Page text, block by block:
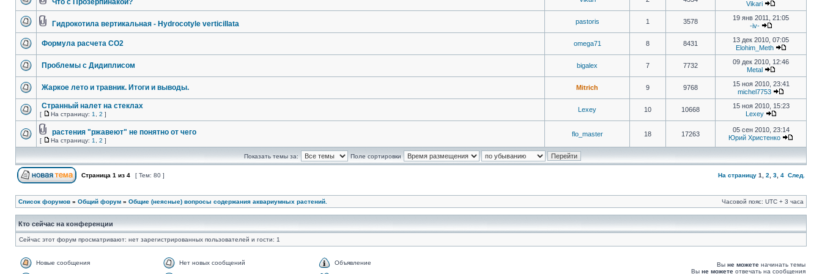
Что с Прозерпинакой? Vikari
Гидрокотила вертикальная - Hydrocotyle verticillata pastoris 1 3578
19 янв 2011, 21:05
-iv-
Формула расчета СО2 omega71 8 8431
13 дек 2010, 07:05
Elohim_Meth
Проблемы с Дидиплисом bigalex 7 7732
09 дек 2010, 12:46
Metal
Жаркое лето и травник. Итоги и выводы. Mitrich 9 9768
15 ноя 2010, 23:41
michel7753
Странный налет на стеклах
[ На страницу: 1 2 ]
Lexey 10 10668
15 ноя 2010, 15:23
Lexey
растения "ржавеют" не понятно от чего
[ На страницу: 1 2 ]
flo_master 18 17263
05 сен 2010, 23:14
Юрий Христенко
Показать темы за: Поле сортировки
Страница 1 из 4 [ Тем: 80 ] На страницу 1 2 3 4 След.
Список форумов » Общий форум » Общие (неясные) вопросы содержания аквариумных растений. Часовой пояс: UTC + 3 часа
Кто сейчас на конференции
Сейчас этот форум просматривают: нет зарегистрированных пользователей и гости: 1
Новые сообщения Нет новых сообщений Объявление Вы не можете начинать темы
Вы не можете отвечать на сообщения